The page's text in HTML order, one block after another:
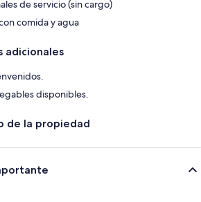
de servicio (sin cargo)
comida y agua
adicionales
disponibles.
de la propiedad